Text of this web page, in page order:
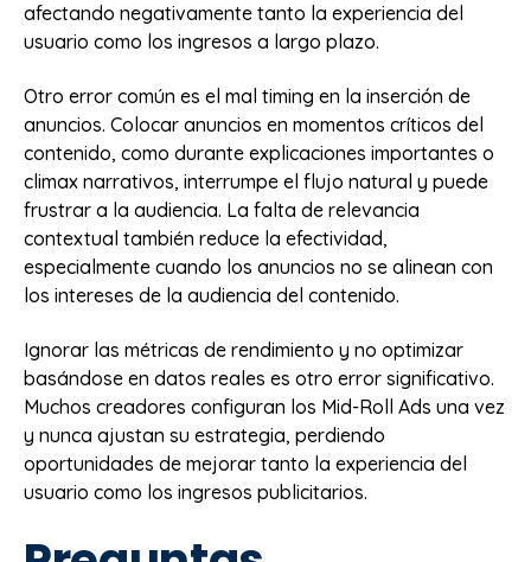
afectando negativamente tanto la experiencia del
usuario como los ingresos a largo plazo.
Otro error común es el mal timing en la inserción de
anuncios. Colocar anuncios en momentos críticos del
contenido, como durante explicaciones importantes o
climax narrativos, interrumpe el flujo natural y puede
frustrar a la audiencia. La falta de relevancia
contextual también reduce la efectividad,
especialmente cuando los anuncios no se alinean con
los intereses de la audiencia del contenido.
Ignorar las métricas de rendimiento y no optimizar
basándose en datos reales es otro error significativo.
Muchos creadores configuran los Mid-Roll Ads una vez
y nunca ajustan su estrategia, perdiendo
oportunidades de mejorar tanto la experiencia del
usuario como los ingresos publicitarios.